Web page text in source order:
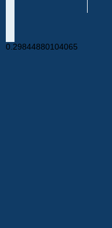
0.29844880104065